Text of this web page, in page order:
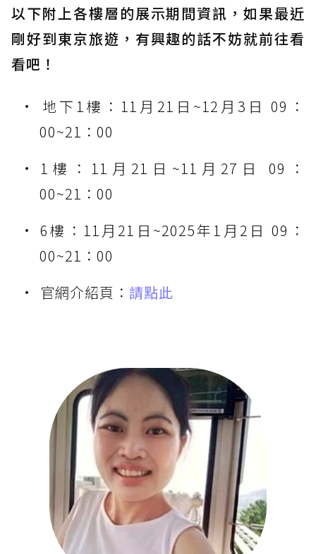
以下附上各樓層的展示期間資訊，如果最近
剛好到東京旅遊，有興趣的話不妨就前往看
看吧！
地下1樓：11月21日~12月3日 09：
00~21：00
1樓：11月21日~11月27日 09：
00~21：00
6樓：11月21日~2025年1月2日 09：
00~21：00
官網介紹頁： 請點此